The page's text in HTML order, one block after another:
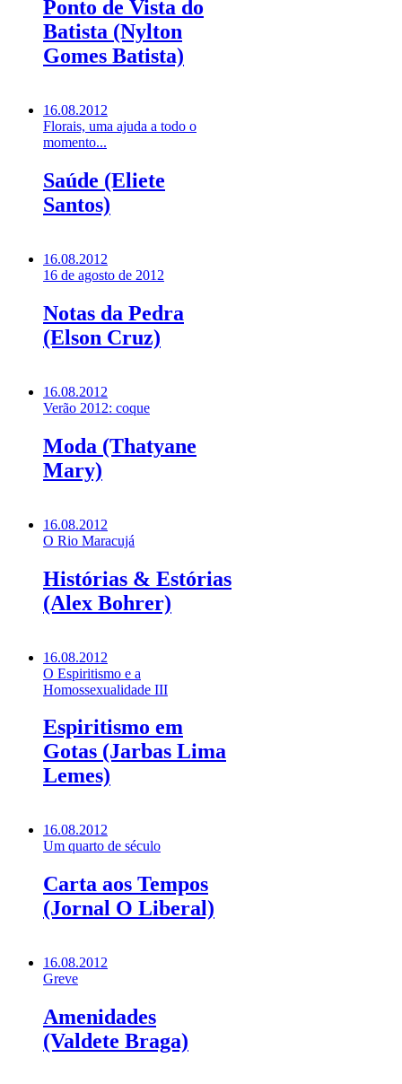
Ponto de Vista do
Batista (Nylton
Gomes Batista)
16.08.2012
Florais, uma ajuda a todo o
momento...
Saúde (Eliete
Santos)
16.08.2012
16 de agosto de 2012
Notas da Pedra
(Elson Cruz)
16.08.2012
Verão 2012: coque
Moda (Thatyane
Mary)
16.08.2012
O Rio Maracujá
Histórias & Estórias
(Alex Bohrer)
16.08.2012
O Espiritismo e a
Homossexualidade III
Espiritismo em
Gotas (Jarbas Lima
Lemes)
16.08.2012
Um quarto de século
Carta aos Tempos
(Jornal O Liberal)
16.08.2012
Greve
Amenidades
(Valdete Braga)